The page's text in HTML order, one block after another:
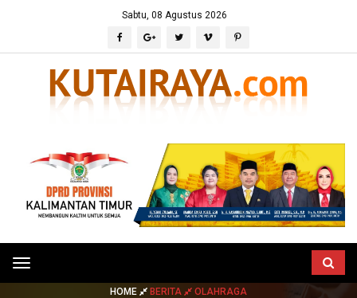
Sabtu, 08 Agustus 2026
Toggle
navigation
HOME BERITA OLAHRAGA